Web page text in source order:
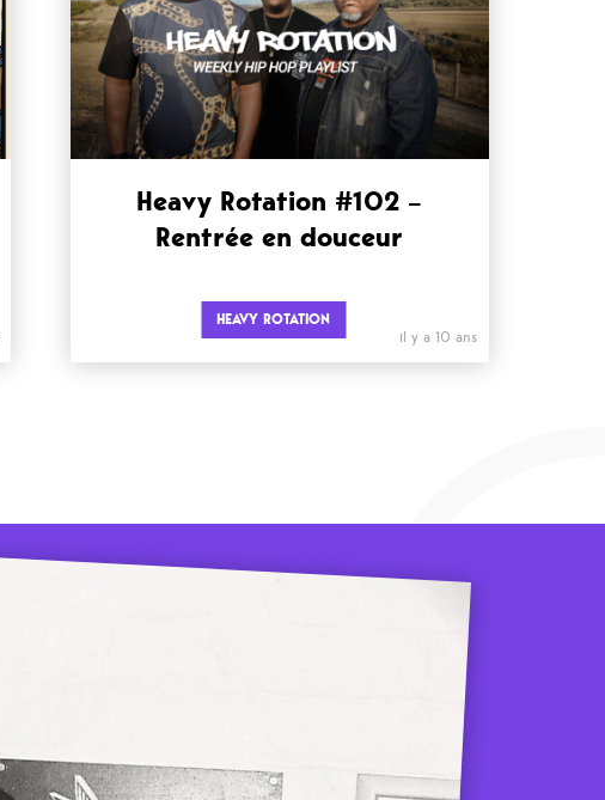
Heavy Rotation #102 –
Rentrée en douceur
HEAVY ROTATION
il y a 10 ans